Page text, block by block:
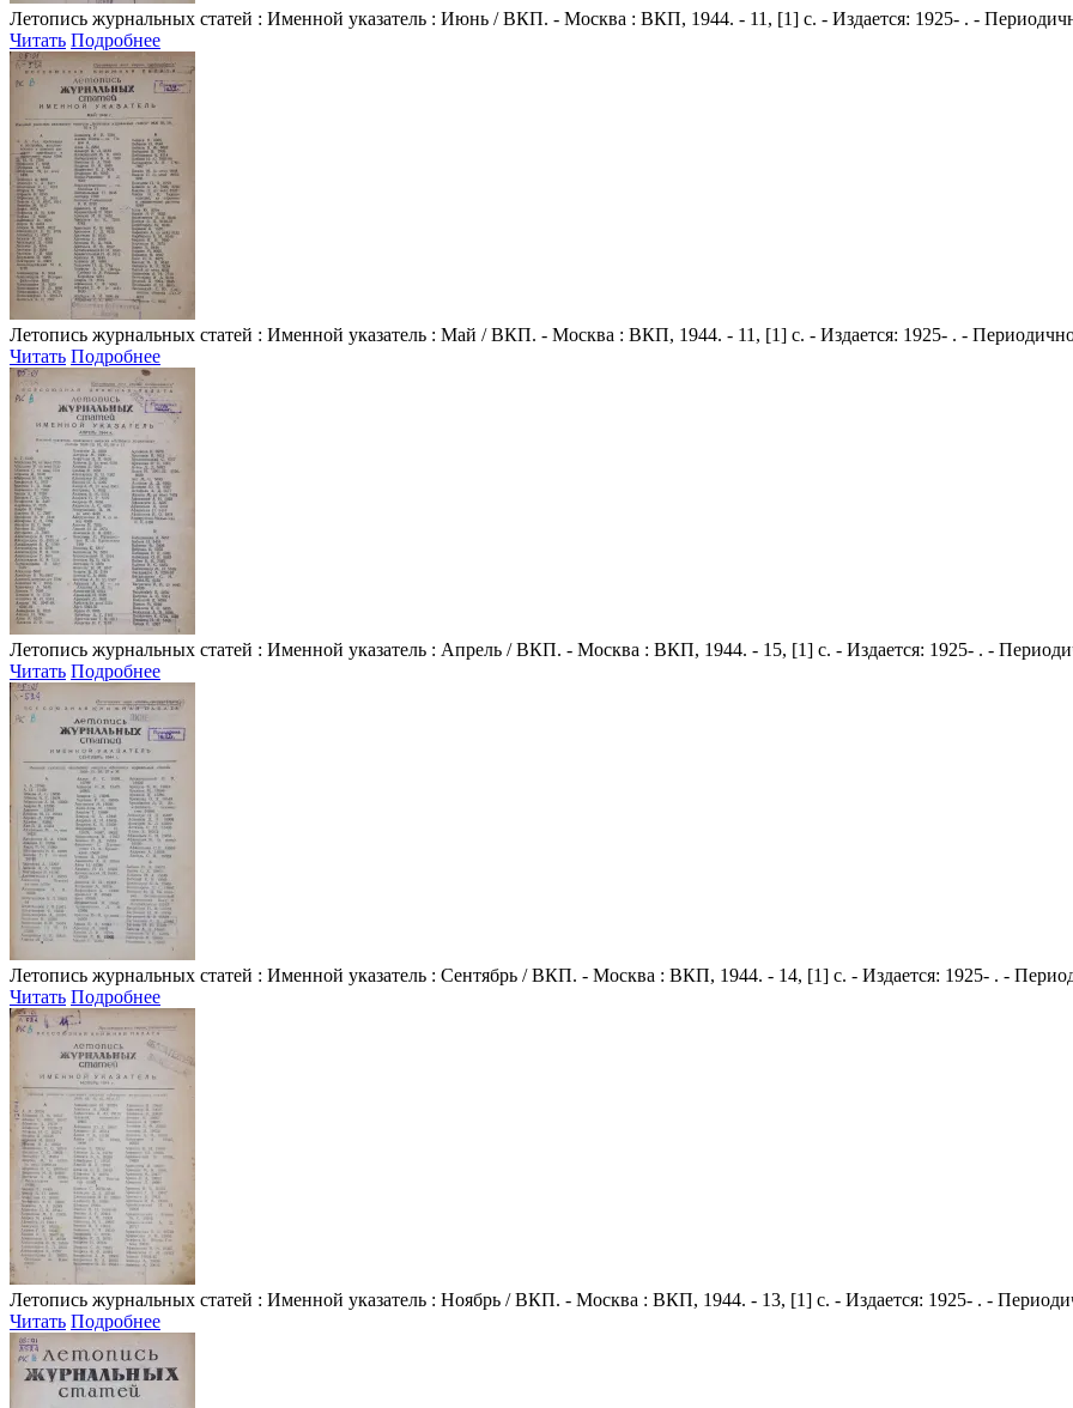
Летопись журнальных статей : Именной указатель : Июнь / ВКП. - Москва : ВКП, 1944. - 11, [1] с. - Издается: 1925- . -
Читать Подробнее
Летопись журнальных статей : Именной указатель : Май / ВКП. - Москва : ВКП, 1944. - 11, [1] с. - Издается: 1925- . -
Читать Подробнее
Летопись журнальных статей : Именной указатель : Апрель / ВКП. - Москва : ВКП, 1944. - 15, [1] с. - Издается: 1925- . -
Читать Подробнее
Летопись журнальных статей : Именной указатель : Сентябрь / ВКП. - Москва : ВКП, 1944. - 14, [1] с. - Издается: 1925- . -
Читать Подробнее
Летопись журнальных статей : Именной указатель : Ноябрь / ВКП. - Москва : ВКП, 1944. - 13, [1] с. - Издается: 1925- . -
Читать Подробнее